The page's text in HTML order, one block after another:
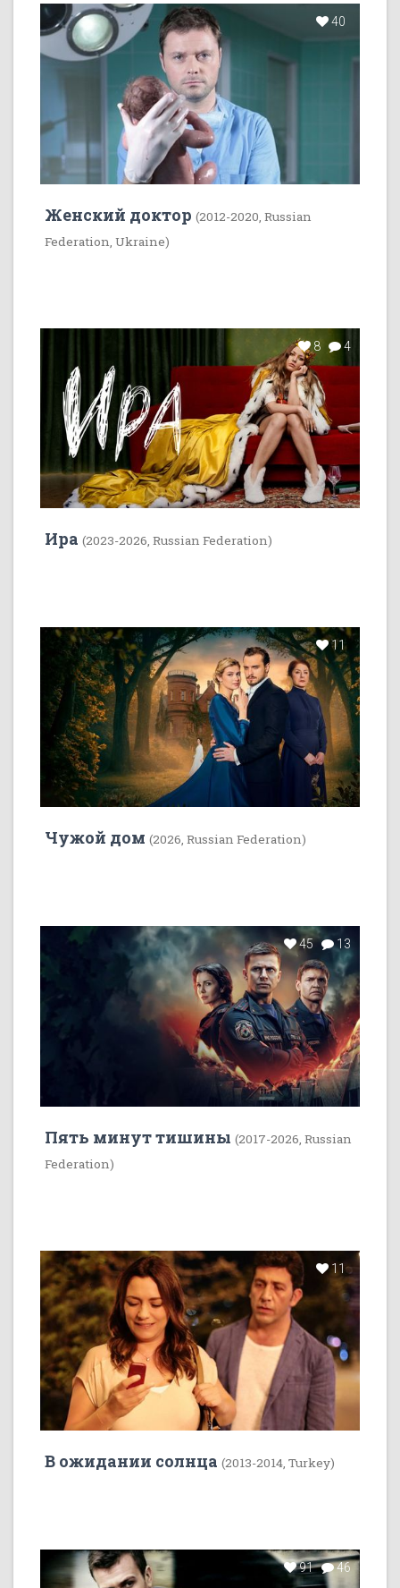
40
Женский доктор (2012-2020, Russian
Federation, Ukraine)
8 4
Ира (2023-2026, Russian Federation)
11
Чужой дом (2026, Russian Federation)
45 13
Пять минут тишины (2017-2026, Russian
Federation)
11
В ожидании солнца (2013-2014, Turkey)
91 46